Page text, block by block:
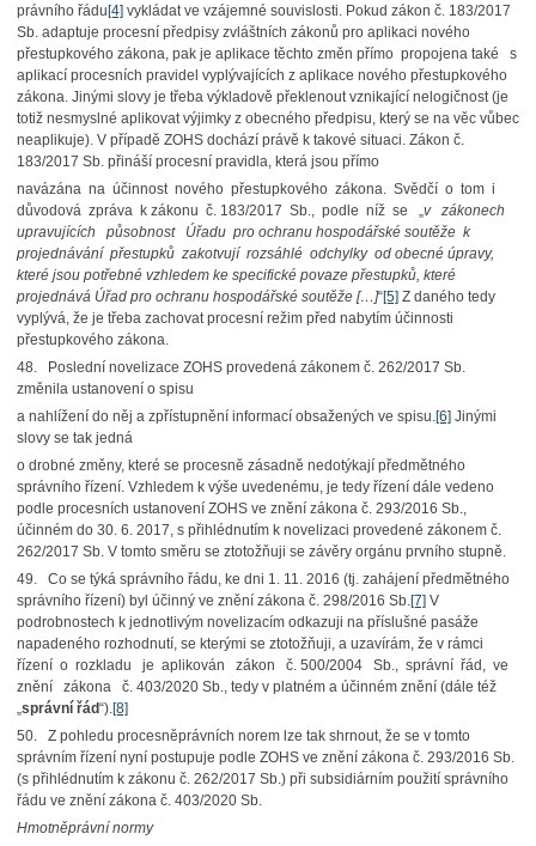
právního řádu [4] vykládat ve vzájemné souvislosti. Pokud zákon č. 183/2017
Sb. adaptuje procesní předpisy zvláštních zákonů pro aplikaci nového
přestupkového zákona, pak je aplikace těchto změn přímo propojena také s
aplikací procesních pravidel vyplývajících z aplikace nového přestupkového
zákona. Jinými slovy je třeba výkladově překlenout vznikající nelogičnost (je
totiž nesmyslné aplikovat výjimky z obecného předpisu, který se na věc vůbec
neaplikuje). V případě ZOHS dochází právě k takové situaci. Zákon č.
183/2017 Sb. přináší procesní pravidla, která jsou přímo
navázána na účinnost nového přestupkového zákona. Svědčí o tom i
důvodová zpráva k zákonu č. 183/2017 Sb., podle níž se „v zákonech
upravujících působnost Úřadu pro ochranu hospodářské soutěže k
projednávání přestupků zakotvují rozsáhlé odchylky od obecné úpravy,
které jsou potřebné vzhledem ke specifické povaze přestupků, které
projednává Úřad pro ochranu hospodářské soutěže […]“[5] Z daného tedy
vyplývá, že je třeba zachovat procesní režim před nabytím účinnosti
přestupkového zákona.
48. Poslední novelizace ZOHS provedená zákonem č. 262/2017 Sb.
změnila ustanovení o spisu
a nahlížení do něj a zpřístupnění informací obsažených ve spisu.[6] Jinými
slovy se tak jedná
o drobné změny, které se procesně zásadně nedotýkají předmětného
správního řízení. Vzhledem k výše uvedenému, je tedy řízení dále vedeno
podle procesních ustanovení ZOHS ve znění zákona č. 293/2016 Sb.,
účinném do 30. 6. 2017, s přihlédnutím k novelizaci provedené zákonem č.
262/2017 Sb. V tomto směru se ztotožňuji se závěry orgánu prvního stupně.
49. Co se týká správního řádu, ke dni 1. 11. 2016 (tj. zahájení předmětného
správního řízení) byl účinný ve znění zákona č. 298/2016 Sb.[7] V
podrobnostech k jednotlivým novelizacím odkazuji na příslušné pasáže
napadeného rozhodnutí, se kterými se ztotožňuji, a uzavírám, že v rámci
řízení o rozkladu je aplikován zákon č. 500/2004 Sb., správní řád, ve
znění zákona č. 403/2020 Sb., tedy v platném a účinném znění (dále též
„správní řád“).[8]
50. Z pohledu procesněprávních norem lze tak shrnout, že se v tomto
správním řízení nyní postupuje podle ZOHS ve znění zákona č. 293/2016 Sb.
(s přihlédnutím k zákonu č. 262/2017 Sb.) při subsidiárním použití správního
řádu ve znění zákona č. 403/2020 Sb.
Hmotněprávní normy